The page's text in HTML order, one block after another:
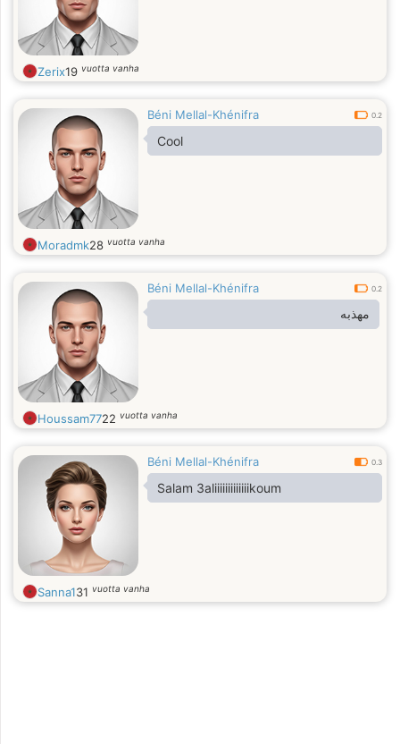
Zerix19 vuotta vanha
Béni Mellal-Khénifra 0.2
Cool
Moradmk28 vuotta vanha
Béni Mellal-Khénifra 0.2
مهذبه
Houssam7722 vuotta vanha
Béni Mellal-Khénifra 0.3
Salam 3aliiiiiiiiiiiiikoum
Sanna131 vuotta vanha